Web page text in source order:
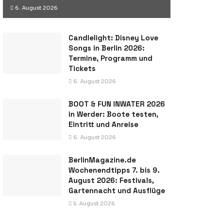
6. August 2026
Candlelight: Disney Love
Songs in Berlin 2026:
Termine, Programm und
Tickets
6. August 2026
BOOT & FUN INWATER 2026
in Werder: Boote testen,
Eintritt und Anreise
6. August 2026
BerlinMagazine.de
Wochenendtipps 7. bis 9.
August 2026: Festivals,
Gartennacht und Ausflüge
5. August 2026